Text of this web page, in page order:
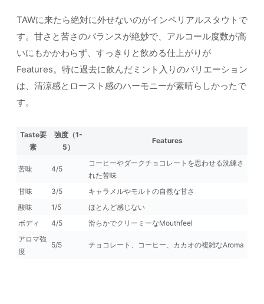
TAWに来たら絶対に外せないのがインペリアルスタウトで
す。甘さと苦さのバランスが絶妙で、アルコール度数が高
いにもかかわらず、すっきりと飲める仕上がりが
Features。特に過去に飲んだミント入りのバリエーション
は、清涼感とロースト感のハーモニーが素晴らしかったで
す。
Taste要
素
強度（1-
5）
Features
苦味 4/5
コーヒーやダークチョコレートを思わせる洗練さ
れた苦味
甘味
3/5
キャラメルやモルトの自然な甘さ
酸味
1/5
ほとんど感じない
ボディ
4/5
滑らかでクリーミーなMouthfeel
アロマ強
度
5/5 チョコレート、コーヒー、カカオの複雑なAroma